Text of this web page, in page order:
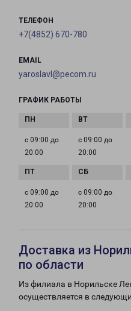
ТЕЛЕФОН
+7(4852) 670-780
EMAIL
yaroslavl@pecom.ru
ГРАФИК РАБОТЫ
с 09:00 до
20:00
с 09:00 до
20:00
с 09:00 до
20:00
с 09:00 до
20:00
Доставка из
по области
Из филиала в Норильске
осуществляется в